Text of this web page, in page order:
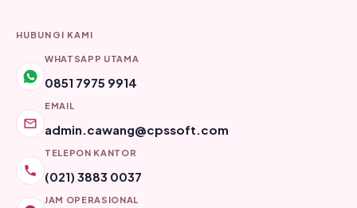
HUBUNGI KAMI
WHATSAPP UTAMA
0851 7975 9914
EMAIL
admin.cawang@cpssoft.com
TELEPON KANTOR
(021) 3883 0037
JAM OPERASIONAL